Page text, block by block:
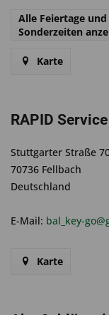
Alle Feiertage und
Sonderzeiten
Karte
RAPID Service
Stuttgarter Straße
70736 Fellbach
Deutschland
E-Mail: bal_key-
Karte